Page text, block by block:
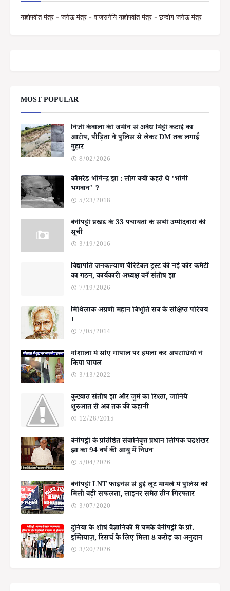
यज्ञोपवीत मंत्र - जनेऊ मंत्र - वाजसनेयि यज्ञोपवीत मंत्र - छन्दोग जनेऊ मंत्र
MOST POPULAR
निजी केवाला की जमीन से अवैध मिट्टी कटाई का
आरोप, पीड़िता ने पुलिस से लेकर DM तक लगाई
गुहार
8/02/2026
कॉमरेड भोगेन्द्र झा : लोग क्यों कहते थे 'भोगी
भगवान' ?
5/23/2018
बेनीपट्टी प्रखंड के 33 पंचायतों के सभी उम्मीदवारों की
सूची
3/19/2016
विद्यापति जनकल्याण चैरिटेबल ट्रस्ट की नई कोर कमेटी
का गठन, कार्यकारी अध्यक्ष बनें संतोष झा
7/19/2026
मिथिलाक अग्रणी महान बिभूति सब के संक्षिप्त परिचय
।
7/05/2014
गोशाला में सोए गोपाल पर हमला कर अपराधियों ने
किया घायल
3/13/2022
कुख्यात संतोष झा और जुर्म का रिश्ता, जानिये
शुरुआत से अब तक की कहानी
12/28/2015
बेनीपट्टी के प्रतिष्ठित सेवानिवृत्त प्रधान लिपिक चंद्रशेखर
झा का 94 वर्ष की आयु में निधन
5/04/2026
बेनीपट्टी LNT फाइनेंस से हुई लूट मामले में पुलिस को
मिली बड़ी सफलता, लाइनर समेत तीन गिरफ्तार
3/07/2020
दुनिया के शीर्ष वैज्ञानिकों में चमके बेनीपट्टी के प्रो.
इम्तियाज़, रिसर्च के लिए मिला 8 करोड़ का अनुदान
3/20/2026